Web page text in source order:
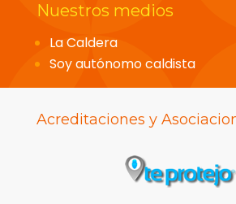
Nuestros medios
La Caldera
Soy autónomo caldista
Acreditaciones y